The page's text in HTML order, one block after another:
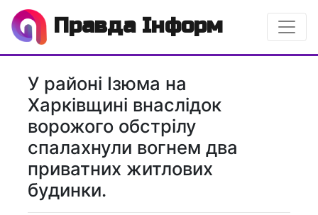
Правда Інформ
У районі Ізюма на
Харківщині внаслідок
ворожого обстрілу
спалахнули вогнем два
приватних житлових
будинки.